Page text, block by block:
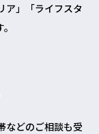
ア」「ライフスタ
などのご相談も受